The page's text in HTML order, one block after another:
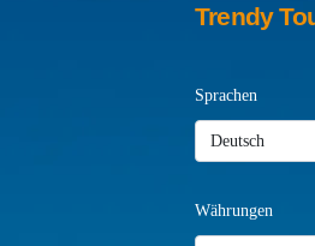
Trendy
Sprachen
Währungen